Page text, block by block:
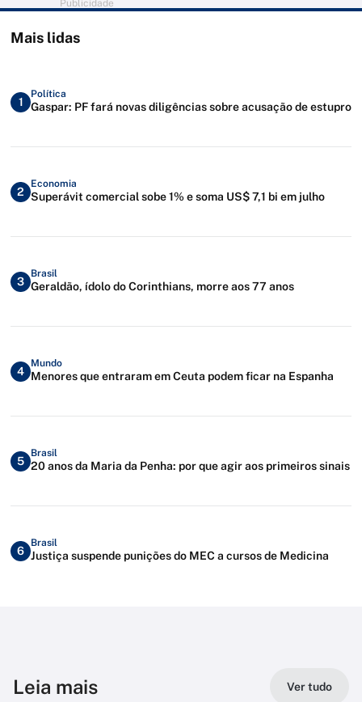
Publicidade
Mais lidas
1
Política
Gaspar: PF fará novas diligências sobre acusação de estupro
2
Economia
Superávit comercial sobe 1% e soma US$ 7,1 bi em julho
3
Brasil
Geraldão, ídolo do Corinthians, morre aos 77 anos
4
Mundo
Menores que entraram em Ceuta podem ficar na Espanha
5
Brasil
20 anos da Maria da Penha: por que agir aos primeiros sinais
6
Brasil
Justiça suspende punições do MEC a cursos de Medicina
Leia mais Ver tudo